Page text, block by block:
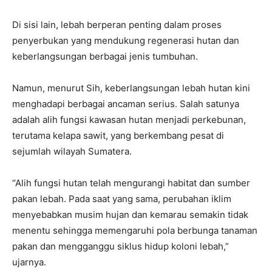
Di sisi lain, lebah berperan penting dalam proses
penyerbukan yang mendukung regenerasi hutan dan
keberlangsungan berbagai jenis tumbuhan.
Namun, menurut Sih, keberlangsungan lebah hutan kini
menghadapi berbagai ancaman serius. Salah satunya
adalah alih fungsi kawasan hutan menjadi perkebunan,
terutama kelapa sawit, yang berkembang pesat di
sejumlah wilayah Sumatera.
“Alih fungsi hutan telah mengurangi habitat dan sumber
pakan lebah. Pada saat yang sama, perubahan iklim
menyebabkan musim hujan dan kemarau semakin tidak
menentu sehingga memengaruhi pola berbunga tanaman
pakan dan mengganggu siklus hidup koloni lebah,”
ujarnya.